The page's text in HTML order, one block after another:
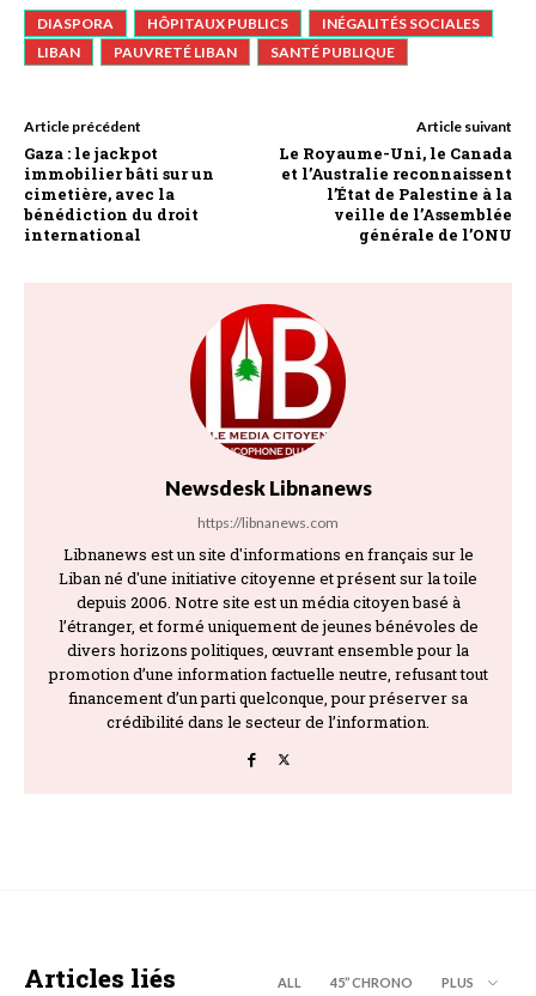
DIASPORA HÔPITAUX PUBLICS
INÉGALITÉS SOCIALES
LIBAN
PAUVRETÉ LIBAN SANTÉ PUBLIQUE
Article précédent
Gaza : le jackpot
immobilier bâti sur un
cimetière, avec la
bénédiction du droit
international
Article suivant
Le Royaume-Uni, le Canada
et l’Australie reconnaissent
l’État de Palestine à la
veille de l’Assemblée
générale de l’ONU
Newsdesk Libnanews
https://libnanews.com
Libnanews est un site d'informations en français sur le
Liban né d'une initiative citoyenne et présent sur la toile
depuis 2006. Notre site est un média citoyen basé à
l’étranger, et formé uniquement de jeunes bénévoles de
divers horizons politiques, œuvrant ensemble pour la
promotion d’une information factuelle neutre, refusant tout
financement d’un parti quelconque, pour préserver sa
crédibilité dans le secteur de l’information.
Articles liés ALL 45’’ CHRONO PLUS